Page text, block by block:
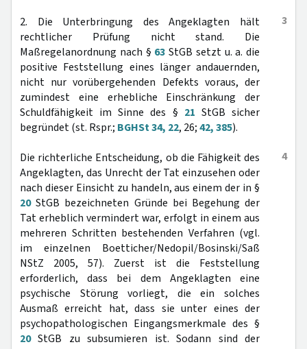
3
2. Die Unterbringung des Angeklagten hält
rechtlicher Prüfung nicht stand. Die
Maßregelanordnung nach § 63 StGB setzt u. a. die
positive Feststellung eines länger andauernden,
nicht nur vorübergehenden Defekts voraus, der
zumindest eine erhebliche Einschränkung der
Schuldfähigkeit im Sinne des § 21 StGB sicher
begründet (st. Rspr.; BGHSt 34, 22, 26;42, 385).
4
Die richterliche Entscheidung, ob die Fähigkeit des
Angeklagten, das Unrecht der Tat einzusehen oder
nach dieser Einsicht zu handeln, aus einem der in §
20StGB bezeichneten Gründe bei Begehung der
Tat erheblich vermindert war, erfolgt in einem aus
mehreren Schritten bestehenden Verfahren (vgl.
im einzelnen Boetticher/Nedopil/Bosinski/Saß
NStZ 2005, 57). Zuerst ist die Feststellung
erforderlich, dass bei dem Angeklagten eine
psychische Störung vorliegt, die ein solches
Ausmaß erreicht hat, dass sie unter eines der
psychopathologischen Eingangsmerkmale des §
20StGB zu subsumieren ist. Sodann sind der